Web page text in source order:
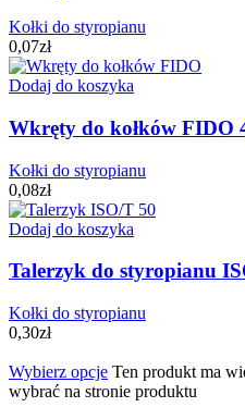
Kołki do styropianu
0,07zł
Dodaj do koszyka
Wkręty do kołków FIDO
Kołki do styropianu
0,08zł
Dodaj do koszyka
Talerzyk do styropianu
Kołki do styropianu
0,30zł
Wybierz opcje Ten produkt ma
wybrać na stronie produktu